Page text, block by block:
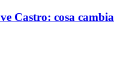
Castro: cosa cambia